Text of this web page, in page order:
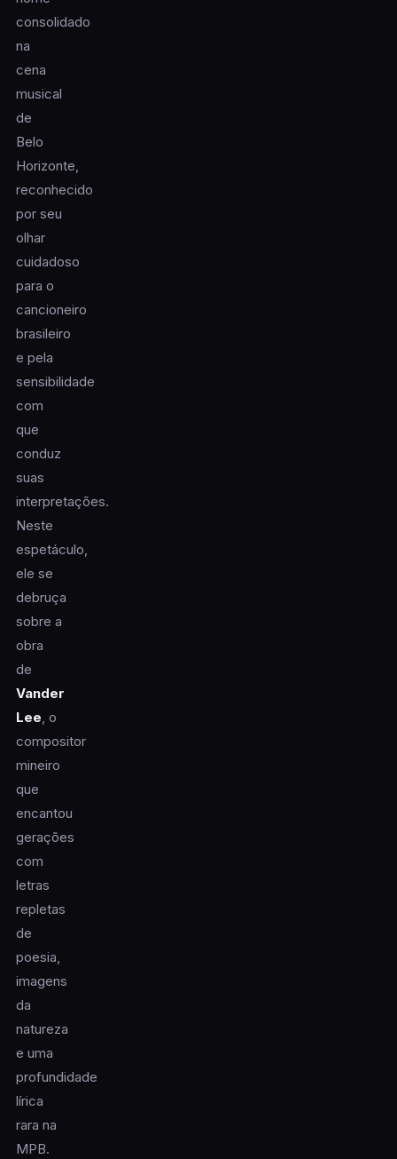
consolidado
na
cena
musical
de
Belo
Horizonte,
reconhecido
por seu
olhar
cuidadoso
para o
cancioneiro
brasileiro
e pela
sensibilidade
com
que
conduz
suas
interpretações.
Neste
espetáculo,
ele se
debruça
sobre a
obra
de
Vander
Lee, o
compositor
mineiro
que
encantou
gerações
com
letras
repletas
de
poesia,
imagens
da
natureza
e uma
profundidade
lírica
rara na
MPB.